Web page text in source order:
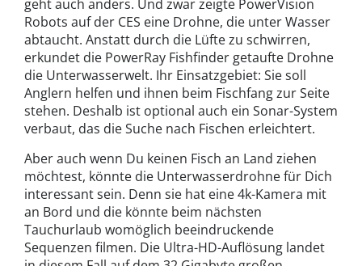
geht auch anders. Und zwar zeigte PowerVision
Robots auf der CES eine Drohne, die unter Wasser
abtaucht. Anstatt durch die Lüfte zu schwirren,
erkundet die PowerRay Fishfinder getaufte Drohne
die Unterwasserwelt. Ihr Einsatzgebiet: Sie soll
Anglern helfen und ihnen beim Fischfang zur Seite
stehen. Deshalb ist optional auch ein Sonar-System
verbaut, das die Suche nach Fischen erleichtert.
Aber auch wenn Du keinen Fisch an Land ziehen
möchtest, könnte die Unterwasserdrohne für Dich
interessant sein. Denn sie hat eine 4k-Kamera mit
an Bord und die könnte beim nächsten
Tauchurlaub womöglich beeindruckende
Sequenzen filmen. Die Ultra-HD-Auflösung landet